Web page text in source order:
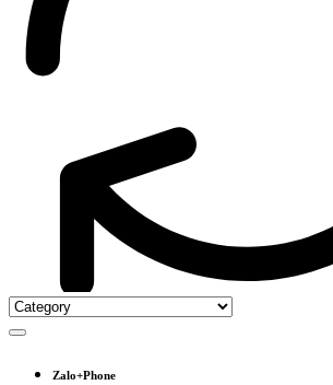
Zalo+Phone